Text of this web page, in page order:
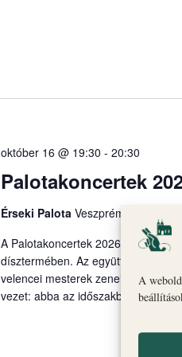
A
Palotakoncertek
október 16 @ 19:30 - 20:30
Érseki Palota Veszprém
A Palotakoncertek 2026
dísztermében. Az együttes „A
velencei mesterek zenei világát
vezet: abba az időszakba, amikor